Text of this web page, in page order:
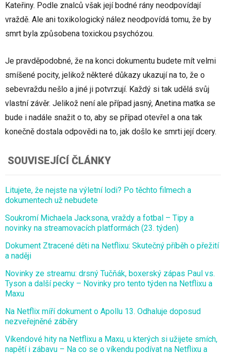
Kateřiny. Podle znalců však její bodné rány neodpovídají
vraždě. Ale ani toxikologický nález neodpovídá tomu, že by
smrt byla způsobena toxickou psychózou.
Je pravděpodobné, že na konci dokumentu budete mít velmi
smíšené pocity, jelikož některé důkazy ukazují na to, že o
sebevraždu nešlo a jiné ji potvrzují. Každý si tak udělá svůj
vlastní závěr. Jelikož není ale případ jasný, Anetina matka se
bude i nadále snažit o to, aby se případ otevřel a ona tak
konečně dostala odpovědi na to, jak došlo ke smrti její dcery.
SOUVISEJÍCÍ ČLÁNKY
Litujete, že nejste na výletní lodi? Po těchto filmech a
dokumentech už nebudete
Soukromí Michaela Jacksona, vraždy a fotbal – Tipy a
novinky na streamovacích platformách (23. týden)
Dokument Ztracené děti na Netflixu: Skutečný příběh o přežití
a naději
Novinky ze streamu: drsný Tučňák, boxerský zápas Paul vs.
Tyson a další pecky – Novinky pro tento týden na Netflixu a
Maxu
Na Netflix míří dokument o Apollu 13. Odhaluje doposud
nezveřejněné záběry
Víkendové hity na Netflixu a Maxu, u kterých si užijete smích,
napětí i zábavu – Na co se o víkendu podívat na Netflixu a